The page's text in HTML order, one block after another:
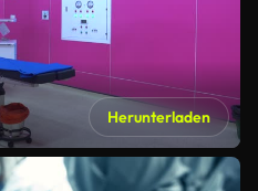
Herunterladen